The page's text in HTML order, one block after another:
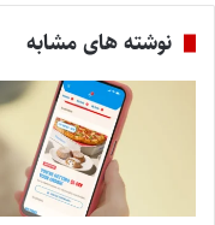
نوشته های مشابه